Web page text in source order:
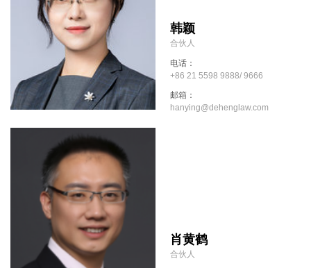
韩颖
合伙人
电话：
+86 21 5598 9888/ 9666
邮箱：
hanying@dehenglaw.com
肖黄鹤
合伙人